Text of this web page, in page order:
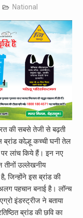
National
की सबसे तेजी से बढ़ती
कोल्हू कच्ची घनी तेल
लांच किये हैं। इन नए
तीनों उल्लेखनीय
जिन्होंने इस ब्रांड की
पहचान बनाई है। लॉन्च
इंडस्ट्रीज ने बताया
ब्रांड की छवि का